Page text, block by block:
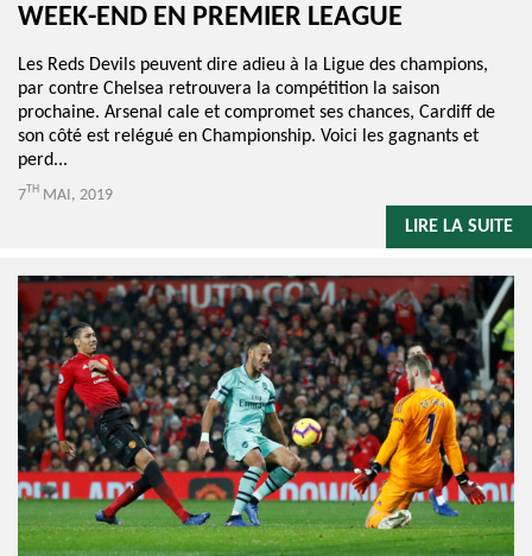
WEEK-END EN PREMIER LEAGUE
Les Reds Devils peuvent dire adieu à la Ligue des champions,
par contre Chelsea retrouvera la compétition la saison
prochaine. Arsenal cale et compromet ses chances, Cardiff de
son côté est relégué en Championship. Voici les gagnants et
perd...
7TH MAI, 2019
LIRE LA SUITE